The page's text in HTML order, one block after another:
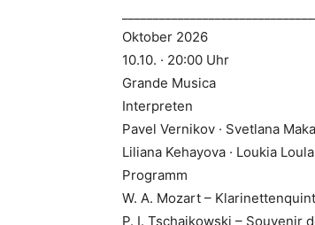
Oktober 2026
10.10. · 20:00 Uhr
Grande Musica
Interpreten
Pavel Vernikov · Svetlana
Liliana Kehayova · Loukia
Programm
W. A. Mozart –
P. I. Tschaikowski – Souvenir